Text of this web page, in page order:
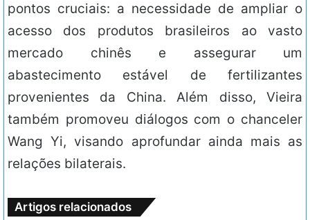
pontos cruciais: a necessidade de ampliar o
acesso dos produtos brasileiros ao vasto
mercado chinês e assegurar um
abastecimento estável de fertilizantes
provenientes da China. Além disso, Vieira
também promoveu diálogos com o chanceler
Wang Yi, visando aprofundar ainda mais as
relações bilaterais.
Artigos relacionados